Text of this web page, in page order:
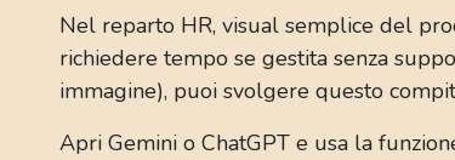
Nel reparto HR, visual semplice del
richiedere tempo se gestita senza
immagine), puoi svolgere questo
Apri Gemini o ChatGPT e usa la